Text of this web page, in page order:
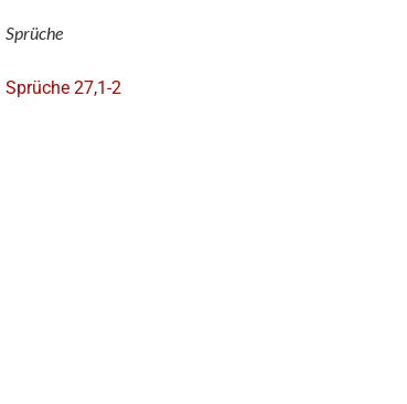
Sprüche
Sprüche 27,1-2